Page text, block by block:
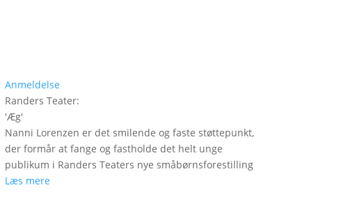
Anmeldelse
Randers Teater:
'Æg'
Nanni Lorenzen er det smilende og faste støttepunkt,
der formår at fange og fastholde det helt unge
publikum i Randers Teaters nye småbørnsforestilling
Læs mere